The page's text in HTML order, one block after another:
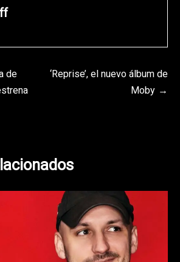
de
‘Reprise’, el nuevo álbum de
Moby